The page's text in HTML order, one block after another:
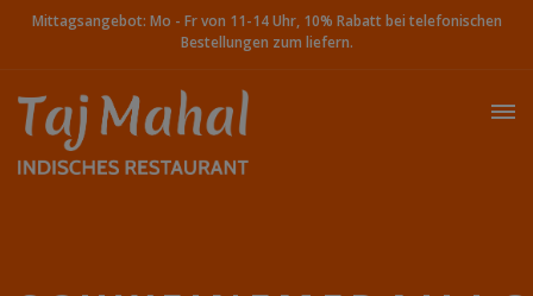
Mittagsangebot: Mo - Fr von 11-14 Uhr, 10% Rabatt bei telefonischen
Bestellungen zum liefern.